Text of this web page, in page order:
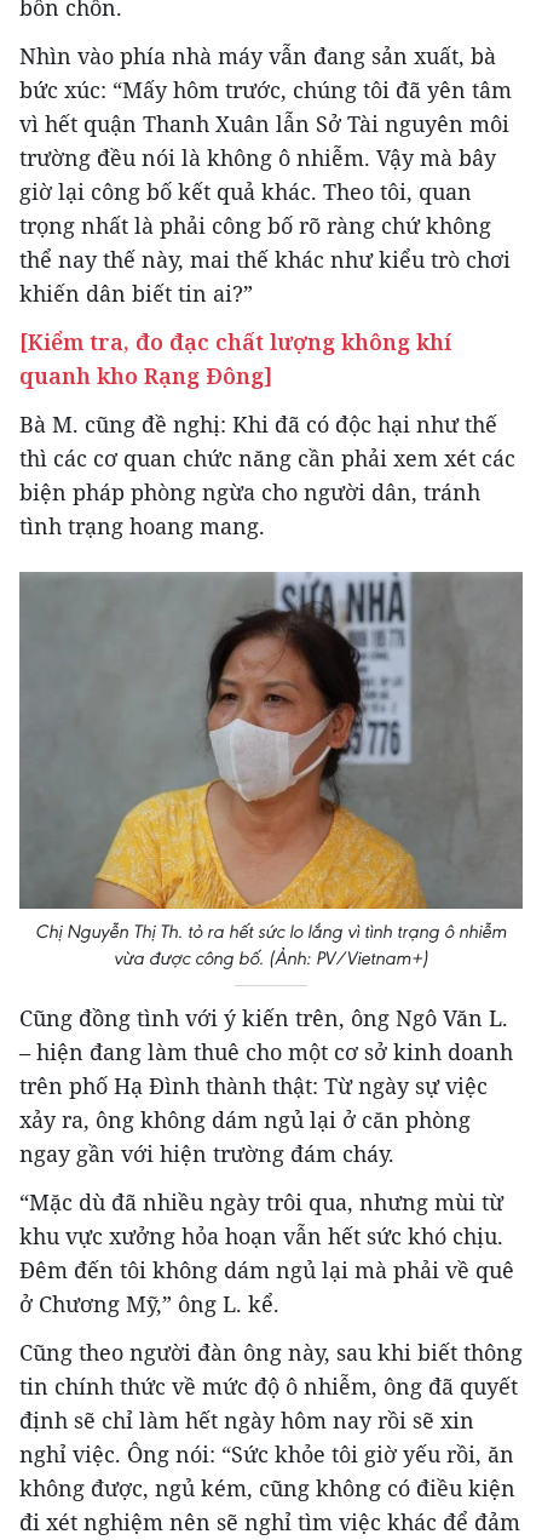
bồn chồn.
Nhìn vào phía nhà máy vẫn đang sản xuất, bà
bức xúc: “Mấy hôm trước, chúng tôi đã yên tâm
vì hết quận Thanh Xuân lẫn Sở Tài nguyên môi
trường đều nói là không ô nhiễm. Vậy mà bây
giờ lại công bố kết quả khác. Theo tôi, quan
trọng nhất là phải công bố rõ ràng chứ không
thể nay thế này, mai thế khác như kiểu trò chơi
khiến dân biết tin ai?”
[Kiểm tra, đo đạc chất lượng không khí
quanh kho Rạng Đông]
Bà M. cũng đề nghị: Khi đã có độc hại như thế
thì các cơ quan chức năng cần phải xem xét các
biện pháp phòng ngừa cho người dân, tránh
tình trạng hoang mang.
Chị Nguyễn Thị Th. tỏ ra hết sức lo lắng vì tình trạng ô nhiễm
vừa được công bố. (Ảnh: PV/Vietnam+)
Cũng đồng tình với ý kiến trên, ông Ngô Văn L.
– hiện đang làm thuê cho một cơ sở kinh doanh
trên phố Hạ Đình thành thật: Từ ngày sự việc
xảy ra, ông không dám ngủ lại ở căn phòng
ngay gần với hiện trường đám cháy.
“Mặc dù đã nhiều ngày trôi qua, nhưng mùi từ
khu vực xưởng hỏa hoạn vẫn hết sức khó chịu.
Đêm đến tôi không dám ngủ lại mà phải về quê
ở Chương Mỹ,” ông L. kể.
Cũng theo người đàn ông này, sau khi biết thông
tin chính thức về mức độ ô nhiễm, ông đã quyết
định sẽ chỉ làm hết ngày hôm nay rồi sẽ xin
nghỉ việc. Ông nói: “Sức khỏe tôi giờ yếu rồi, ăn
không được, ngủ kém, cũng không có điều kiện
đi xét nghiệm nên sẽ nghỉ tìm việc khác để đảm